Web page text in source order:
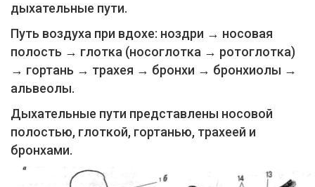
дыхательные пути.
Путь воздуха при вдохе: ноздри → носовая
полость → глотка (носоглотка → ротоглотка)
→ гортань → трахея → бронхи → бронхиолы →
альвеолы.
Дыхательные пути представлены носовой
полостью, глоткой, гортанью, трахеей и
бронхами.